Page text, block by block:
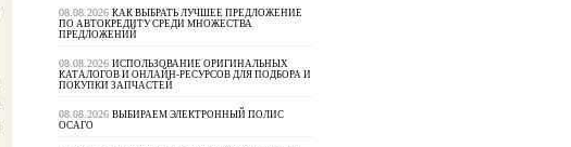
08.08.2026 КАК ВЫБРАТЬ ЛУЧШЕЕ ПРЕДЛОЖЕНИЕ
ПО АВТОКРЕДИТУ СРЕДИ МНОЖЕСТВА
ПРЕДЛОЖЕНИЙ
08.08.2026 ИСПОЛЬЗОВАНИЕ ОРИГИНАЛЬНЫХ
КАТАЛОГОВ И ОНЛАЙН-РЕСУРСОВ ДЛЯ ПОДБОРА И
ПОКУПКИ ЗАПЧАСТЕЙ
08.08.2026 ВЫБИРАЕМ ЭЛЕКТРОННЫЙ ПОЛИС
ОСАГО